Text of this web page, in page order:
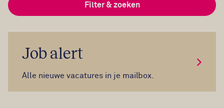
Filter & zoeken
Job alert
Alle nieuwe vacatures in je mailbox.
Meld